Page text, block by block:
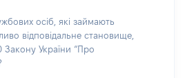
осіб, які займають
відповідальне становище,
Закону України “Про